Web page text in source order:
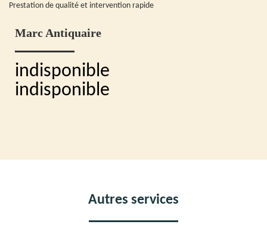
Prestation de qualité et intervention rapide
Marc Antiquaire
indisponible
indisponible
Autres services